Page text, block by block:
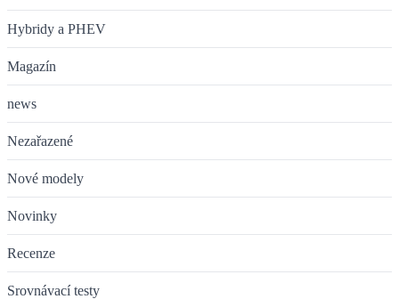
Hybridy a PHEV
Magazín
news
Nezařazené
Nové modely
Novinky
Recenze
Srovnávací testy